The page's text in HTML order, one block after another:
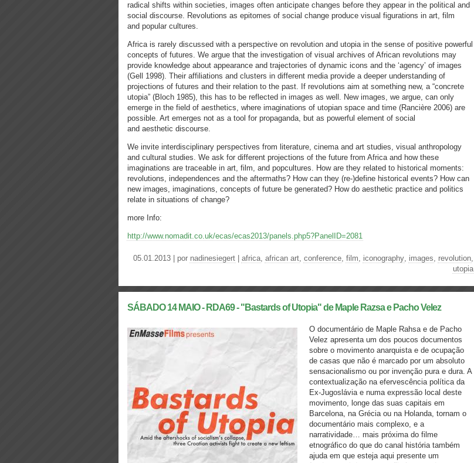
radical shifts within societies, images often anticipate changes before they appear in the political and
social discourse. Revolutions as epitomes of social change produce visual figurations in art, film
and popular cultures.
Africa is rarely discussed with a perspective on revolution and utopia in the sense of positive powerful
concepts of futures. We argue that the investigation of visual archives of African revolutions may
provide knowledge about appearance and trajectories of dynamic icons and the ‘agency’ of images
(Gell 1998). Their affiliations and clusters in different media provide a deeper understanding of
projections of futures and their relation to the past. If revolutions aim at something new, a “concrete
utopia” (Bloch 1985), this has to be reflected in images as well. New images, we argue, can only
emerge in the field of aesthetics, where imaginations of utopian space and time (Rancière 2006) are
possible. Art emerges not as a tool for propaganda, but as powerful element of social
and aesthetic discourse.
We invite interdisciplinary perspectives from literature, cinema and art studies, visual anthropology
and cultural studies. We ask for different projections of the future from Africa and how these
imaginations are traceable in art, film, and popcultures. How are they related to historical moments:
revolutions, independences and the aftermaths? How can they (re-)define historical events? How can
new images, imaginations, concepts of future be generated? How do aesthetic practice and politics
relate in situations of change?
more Info:
http://www.nomadit.co.uk/ecas/ecas2013/panels.php5?PanelID=2081
05.01.2013 | por nadinesiegert africa, african art, conference, film, iconography, images, revolution,
utopia
SÁBADO 14 MAIO - RDA69 - "Bastards of Utopia" de Maple Razsa e Pacho Velez
O documentário de Maple Rahsa e de Pacho
Velez apresenta um dos poucos documentos
sobre o movimento anarquista e de ocupação
de casas que não é marcado por um absoluto
sensacionalismo ou por invenção pura e dura. A
contextualização na efervescência política da
Ex-Jugoslávia e numa expressão local deste
movimento, longe das suas capitais em
Barcelona, na Grécia ou na Holanda, tornam o
documentário mais complexo, e a
narratividade… mais próxima do filme
etnográfico do que do canal história também
ajuda em que esteja aqui presente um